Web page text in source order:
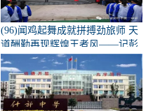
(96)闻鸡起舞成就拼搏劲旅师 天
道酬勤再现辉煌王者风——记彭
州一中隆重召开高2015级高三百
日誓师动员大会